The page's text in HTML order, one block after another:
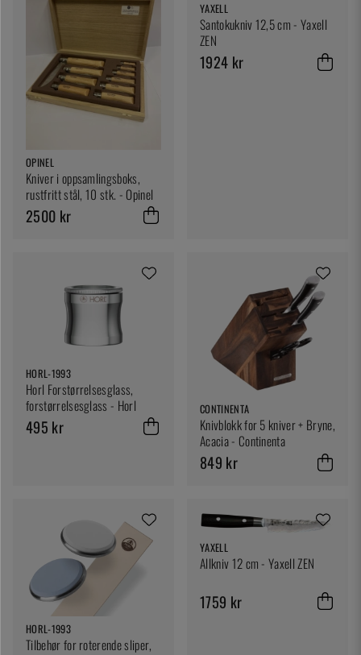
OPINEL
Kniver i oppsamlingsboks,
rustfritt stål, 10 stk. - Opinel
2500 kr
YAXELL
Santokukniv 12,5 cm - Yaxell
ZEN
1924 kr
HORL-1993
Horl Forstørrelsesglass,
forstørrelsesglass - Horl
495 kr
CONTINENTA
Knivblokk for 5 kniver + Bryne,
Acacia - Continenta
849 kr
HORL-1993
Tilbehør for roterende sliper,
YAXELL
Allkniv 12 cm - Yaxell ZEN
1759 kr